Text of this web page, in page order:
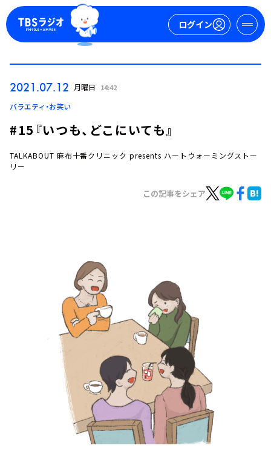
ログイン
ログイン
TBS Podcast
お知らせ
イベント・グッズ
YouTube
会社情報
2021.07.12 月曜日 14:42
バラエティ・お笑い
#15『いつも、どこにいても』
TALKABOUT 麻布十番クリニック presents ハートウォーミングストー
リー
この記事をシェア